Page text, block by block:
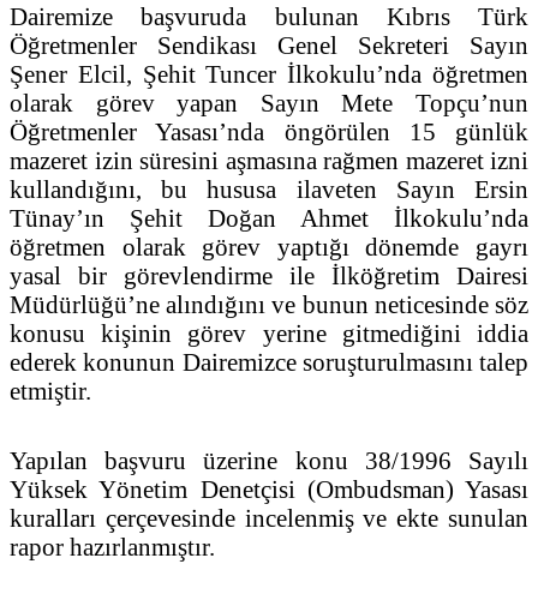
Dairemize başvuruda bulunan Kıbrıs Türk
Öğretmenler Sendikası Genel Sekreteri Sayın
Şener Elcil, Şehit Tuncer İlkokulu’nda öğretmen
olarak görev yapan Sayın Mete Topçu’nun
Öğretmenler Yasası’nda öngörülen 15 günlük
mazeret izin süresini aşmasına rağmen mazeret izni
kullandığını, bu hususa ilaveten Sayın Ersin
Tünay’ın Şehit Doğan Ahmet İlkokulu’nda
öğretmen olarak görev yaptığı dönemde gayrı
yasal bir görevlendirme ile İlköğretim Dairesi
Müdürlüğü’ne alındığını ve bunun neticesinde söz
konusu kişinin görev yerine gitmediğini iddia
ederek konunun Dairemizce soruşturulmasını talep
etmiştir.
Yapılan başvuru üzerine konu 38/1996 Sayılı
Yüksek Yönetim Denetçisi (Ombudsman) Yasası
kuralları çerçevesinde incelenmiş ve ekte sunulan
rapor hazırlanmıştır.